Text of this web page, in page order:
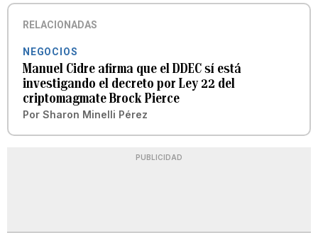
RELACIONADAS
NEGOCIOS
Manuel Cidre afirma que el DDEC sí está
investigando el decreto por Ley 22 del
criptomagmate Brock Pierce
Por Sharon Minelli Pérez
PUBLICIDAD